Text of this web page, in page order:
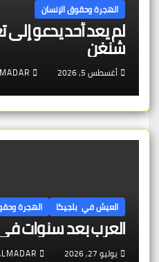
الهجرة وحقوق الإنسان
لم يعد أحد يدعو إلى
شنغن
أغسطس 5, 2026
العيش في بلجيكا الهجرة
العرب بعد سنوات
يوليو 27, 2026